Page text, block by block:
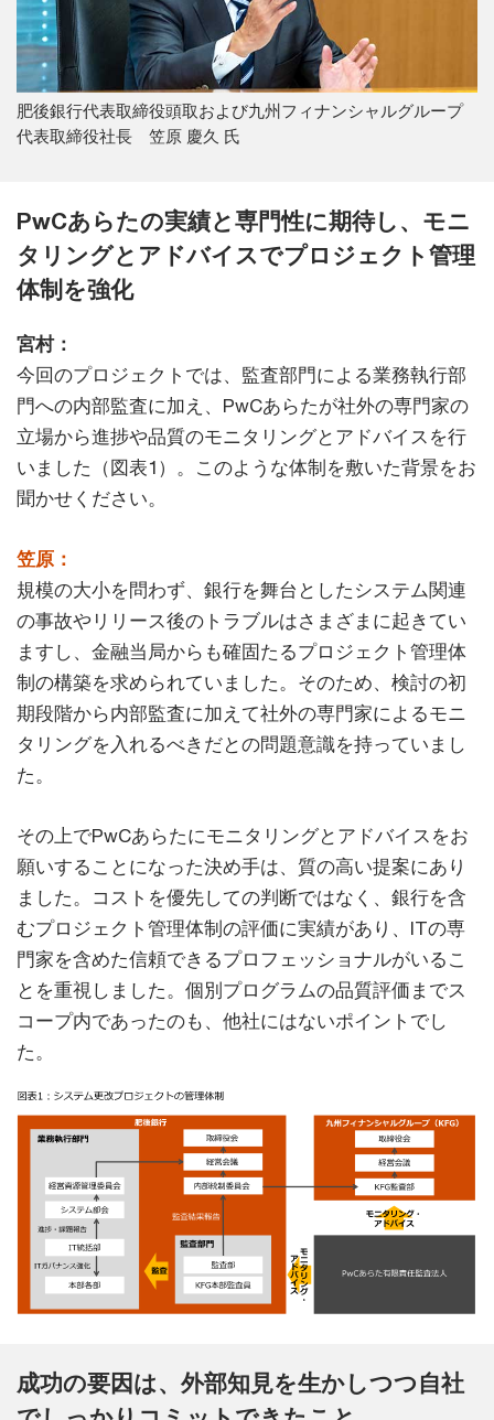
肥後銀行代表取締役頭取および九州フィナンシャルグループ
代表取締役社長 笠原 慶久 氏
PwCあらたの実績と専門性に期待し、モニ
タリングとアドバイスでプロジェクト管理
体制を強化
宮村：
今回のプロジェクトでは、監査部門による業務執行部
門への内部監査に加え、PwCあらたが社外の専門家の
立場から進捗や品質のモニタリングとアドバイスを行
いました（図表1）。このような体制を敷いた背景をお
聞かせください。
笠原：
規模の大小を問わず、銀行を舞台としたシステム関連
の事故やリリース後のトラブルはさまざまに起きてい
ますし、金融当局からも確固たるプロジェクト管理体
制の構築を求められていました。そのため、検討の初
期段階から内部監査に加えて社外の専門家によるモニ
タリングを入れるべきだとの問題意識を持っていまし
た。
その上でPwCあらたにモニタリングとアドバイスをお
願いすることになった決め手は、質の高い提案にあり
ました。コストを優先しての判断ではなく、銀行を含
むプロジェクト管理体制の評価に実績があり、ITの専
門家を含めた信頼できるプロフェッショナルがいるこ
とを重視しました。個別プログラムの品質評価までス
コープ内であったのも、他社にはないポイントでし
た。
成功の要因は、外部知見を生かしつつ自社